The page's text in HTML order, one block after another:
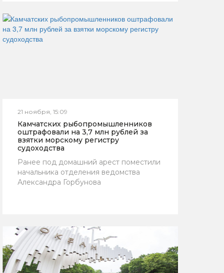
21 ноября, 15:09
Камчатских рыбопромышленников
оштрафовали на 3,7 млн рублей за
взятки морскому регистру
судоходства
Ранее под домашний арест поместили
начальника отделения ведомства
Александра Горбунова